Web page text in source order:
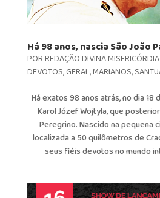
Há 98 anos, nascia São João
PORREDAÇÃO DIVINA MISERICÓRDIA
DEVOTOS,GERAL,MARIANOS,
Há exatos 98 anos atrás, no dia 18
Karol Józef Wojtyla, que
Peregrino. Nascido na pequena
localizada a 50 quilômetros de
seus fiéis devotos no mundo